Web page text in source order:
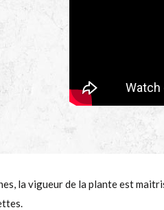
la vigueur de la plante est